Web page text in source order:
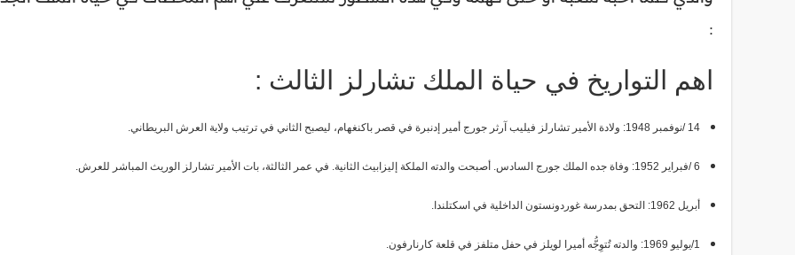
:
اهم التواريخ في حياة الملك تشارلز الثالث :
14 /نوفمبر 1948: ولادة الأمير تشارلز فيليب آرثر جورج أمير إدنبرة في قصر باكنغهام، ليصبح الثاني في ترتيب ولاية العرش البريطاني.
6 /فبراير 1952: وفاة جده الملك جورج السادس. أصبحت والدته الملكة إليزابيث الثانية. في عمر الثالثة، بات الأمير تشارلز الوريث المباشر للعرش.
أبريل 1962: التحق بمدرسة غوردونستون الداخلية في اسكتلندا.
1/يوليو 1969: والدته تُتوِجُّه أميرا لويلز في حفل متلفز في قلعة كارنارفون.